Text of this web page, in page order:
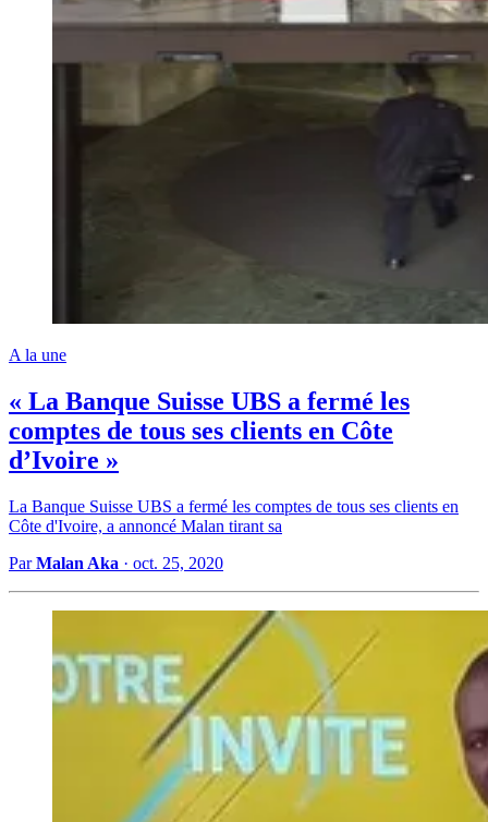
A la une
« La Banque Suisse UBS a fermé les
comptes de tous ses clients en Côte
d’Ivoire »
La Banque Suisse UBS a fermé les comptes de tous ses clients en
Côte d'Ivoire, a annoncé Malan tirant sa
ParMalan Aka · oct. 25, 2020